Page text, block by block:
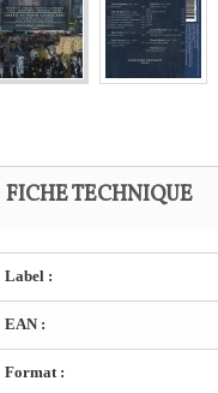
FICHE TECHNIQUE
Label :
EAN :
Format :